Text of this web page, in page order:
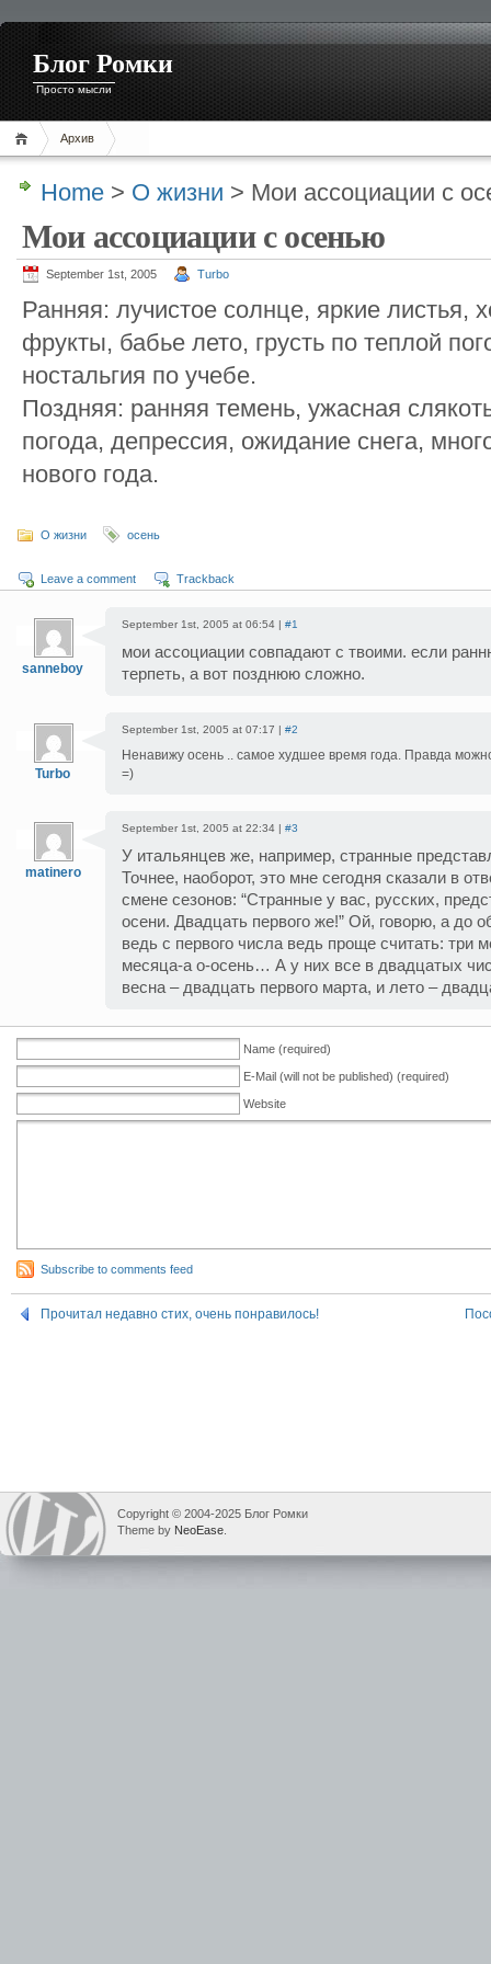
Блог Ромки
Просто мысли
Архив
Home > О жизни > Мои ассоциации с
Мои ассоциации с осенью
September 1st, 2005 Turbo
Ранняя: лучистое солнце, яркие листья,
фрукты, бабье лето, грусть по теплой
ностальгия по учебе.
Поздняя: ранняя темень, ужасная
погода, депрессия, ожидание снега,
нового года.
О жизни осень
Leave a comment Trackback
sanneboy
September 1st, 2005 at 06:54 | #1
мои ассоциации совпадают с твоими. если
терпеть, а вот позднюю сложно.
Turbo
September 1st, 2005 at 07:17 | #2
Ненавижу осень .. самое худшее время года. Правда
=)
matinero
September 1st, 2005 at 22:34 | #3
У итальянцев же, например, странные
Точнее, наоборот, это мне сегодня сказали в
смене сезонов: “Странные у вас, русских,
осени. Двадцать первого же!” Ой, говорю, а до
ведь с первого числа ведь проще считать: три
месяца-а о-осень… А у них все в двадцатых
весна – двадцать первого марта, и лето –
Name (required)
E-Mail (will not be published) (required)
Website
Subscribe to comments feed
Прочитал недавно стих, очень понравилось!
Copyright © 2004-2025 Блог Ромки
Theme by NeoEase